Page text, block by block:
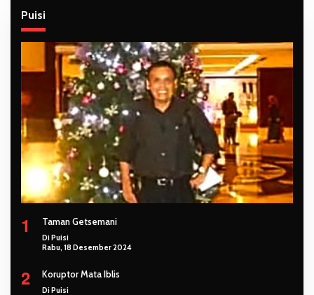
Puisi
1 Taman Getsemani
Di Puisi
Rabu, 18 Desember 2024
2 Koruptor Mata Iblis
Di Puisi